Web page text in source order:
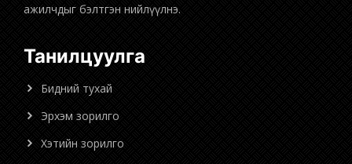
ажилчдыг бэлтгэн нийлүүлнэ.
Танилцуулга
Бидний тухай
Эрхэм зорилго
Хэтийн зорилго